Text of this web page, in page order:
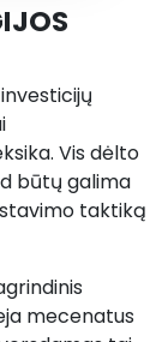
Vis dėlto
būtų galima
taktiką
mecenatus